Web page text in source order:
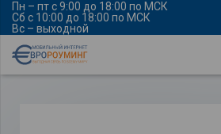
Пн – пт с 9:00 до 18:00 по МСК
Сб с 10:00 до 18:00 по МСК
Вс – выходной